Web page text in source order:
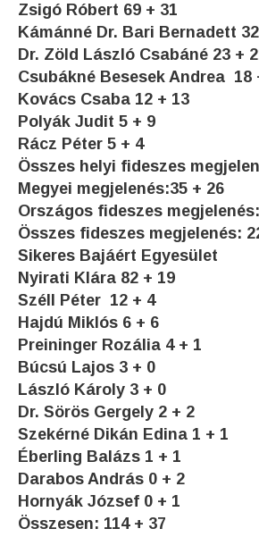
Zsigó Róbert 69 + 31
Kámánné Dr. Bari Bernadett
Dr. Zöld László Csabáné 23 +
Csubákné Besesek Andrea 18
Kovács Csaba 12 + 13
Polyák Judit 5 + 9
Rácz Péter 5 + 4
Összes helyi fideszes
Megyei megjelenés:35 + 26
Országos fideszes
Összes fideszes megjelenés:
Sikeres Bajáért Egyesület
Nyirati Klára 82 + 19
Széll Péter 12 + 4
Hajdú Miklós 6 + 6
Preininger Rozália 4 + 1
Búcsú Lajos 3 + 0
László Károly 3 + 0
Dr. Sörös Gergely 2 + 2
Szekérné Dikán Edina 1 + 1
Éberling Balázs 1 + 1
Darabos András 0 + 2
Hornyák József 0 + 1
Összesen: 114 + 37